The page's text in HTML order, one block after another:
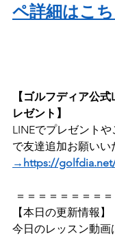
ペ詳細はこ
【ゴルフディア公
レゼント】
LINEでプレゼント
で友達追加お願い
→https://
＝＝＝＝＝＝＝＝
【本日の更新情報】
今日のレッスン動画